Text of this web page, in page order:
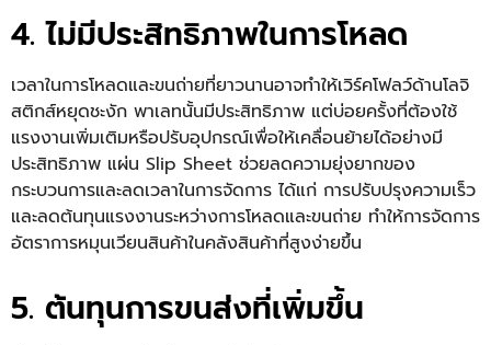
4. ไม่มีประสิทธิภาพในการโหลด
เวลาในการโหลดและขนถ่ายที่ยาวนานอาจทำให้เวิร์คโฟลว์ด้านโลจิ
สติกส์หยุดชะงัก พาเลทนั้นมีประสิทธิภาพ แต่บ่อยครั้งที่ต้องใช้
แรงงานเพิ่มเติมหรือปรับอุปกรณ์เพื่อให้เคลื่อนย้ายได้อย่างมี
ประสิทธิภาพ แผ่น Slip Sheet ช่วยลดความยุ่งยากของ
กระบวนการและลดเวลาในการจัดการ ได้แก่ การปรับปรุงความเร็ว
และลดต้นทุนแรงงานระหว่างการโหลดและขนถ่าย ทำให้การจัดการ
อัตราการหมุนเวียนสินค้าในคลังสินค้าที่สูงง่ายขึ้น
5. ต้นทุนการขนส่งที่เพิ่มขึ้น